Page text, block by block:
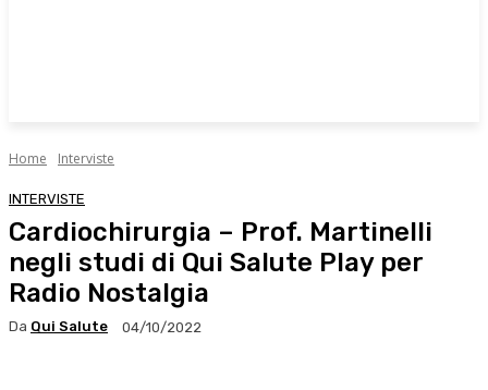
Home Interviste
INTERVISTE
Cardiochirurgia – Prof. Martinelli
negli studi di Qui Salute Play per
Radio Nostalgia
Da Qui Salute 04/10/2022